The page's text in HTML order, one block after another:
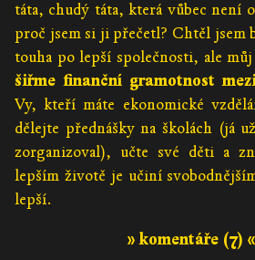
táta, chudý táta, která vůbec není
proč jsem si ji přečetl? Chtěl jsem
touha po lepší společnosti, ale
šiřme finanční gramotnost
Vy, kteří máte ekonomické
dělejte přednášky na školách (já
zorganizoval), učte své děti a
lepším životě je učiní
lepší.
» komentáře (7) «